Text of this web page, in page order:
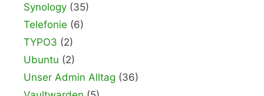
Synology (35)
Telefonie (6)
TYPO3 (2)
Ubuntu (2)
Unser Admin Alltag (36)